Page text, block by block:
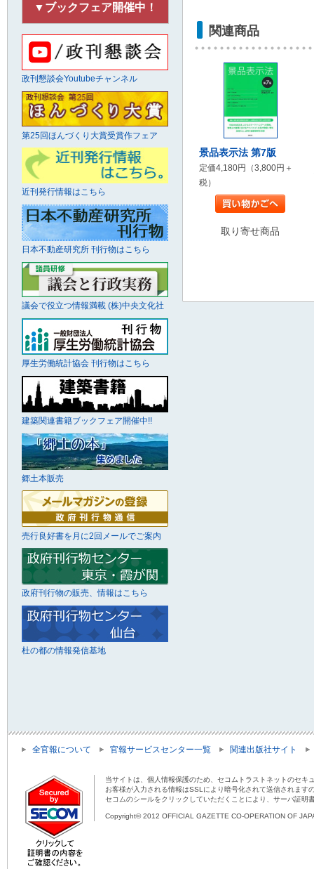
関連商品
景品表示法 第7版
定価4,180円（3,800円＋
税）
取り寄せ商品
▼ブックフェア開催中！
政刊懇談会Youtubeチャンネル
第25回ほんづくり大賞受賞作フェア
近刊発行情報はこちら
日本不動産研究所 刊行物はこちら
議会で役立つ情報満載 (株)中央文化社
厚生労働統計協会 刊行物はこちら
建築関連書籍ブックフェア開催中!!
郷土本販売
売行良好書を月に2回メールでご案内
政府刊行物の販売、情報はこちら
杜の都の情報発信基地
全官報について 官報サービスセンター一覧 関連出版社サイト
当サイトは、個人情報保護のため、セコムトラストネットのセキ
お客様が入力される情報はSSLにより暗号化されて送信されま
セコムのシールをクリックしていただくことにより、サーバ証明
Copyright© 2012 OFFICIAL GAZETTE CO-OPERATION OF